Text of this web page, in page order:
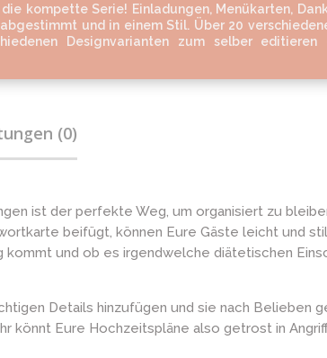
die kompette Serie! Einladungen, Menükarten,
und in einem Stil. Über 20
Designvarianten zum selber
(0)
ist der perfekte Weg, um organisiert zu
beifügt, können Eure Gäste leicht und
und ob es irgendwelche diätetischen
Details hinzufügen und sie nach Belieben
könnt Eure Hochzeitspläne also getrost in